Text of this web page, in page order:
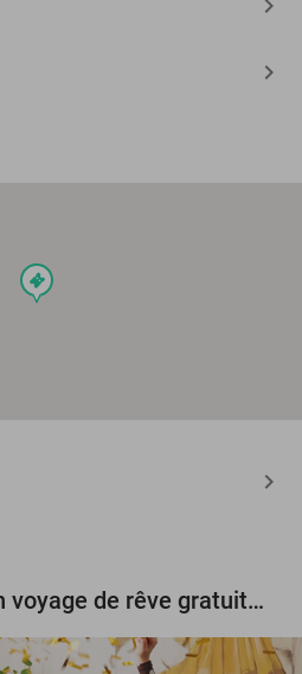
events
Tentez de gagner un voyage de rêve gratuit d'une valeur de 3.000 € !